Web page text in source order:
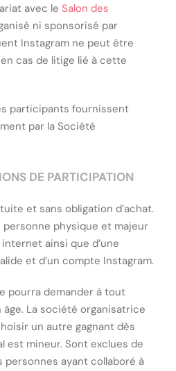
avec le Salon des
ni sponsorisé par
Instagram ne peut être
cas de litige lié à cette
participants fournissent
par la Société
DE PARTICIPATION
et sans obligation d’achat.
physique et majeur
ainsi que d’une
et d’un compte Instagram.
pourra demander à tout
La société organisatrice
un autre gagnant dès
est mineur. Sont exclues de
ayant collaboré à